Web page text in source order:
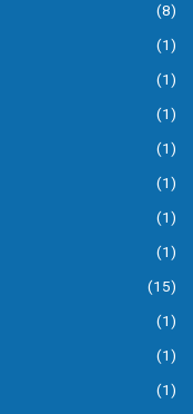
(8)
(1)
(1)
(1)
(1)
(1)
(1)
(1)
(15)
(1)
(1)
(1)